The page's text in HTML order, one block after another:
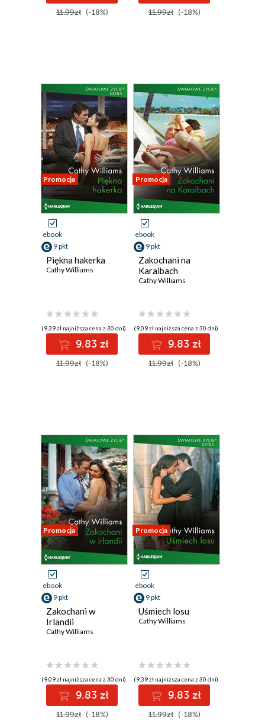
11.99zł (-18%) 11.99zł (-18%)
Promocja
ebook
9 pkt
Piękna hakerka
Cathy Williams
(9,39 zł najniższa cena z 30 dni)
9.83 zł
11.99zł (-18%)
Promocja
ebook
9 pkt
Zakochani na
Karaibach
Cathy Williams
(9,09 zł najniższa cena z 30 dni)
9.83 zł
11.99zł (-18%)
Promocja
ebook
9 pkt
Zakochani w
Irlandii
Cathy Williams
(9,09 zł najniższa cena z 30 dni)
9.83 zł
11.99zł (-18%)
Promocja
ebook
9 pkt
Uśmiech losu
Cathy Williams
(9,39 zł najniższa cena z 30 dni)
9.83 zł
11.99zł (-18%)